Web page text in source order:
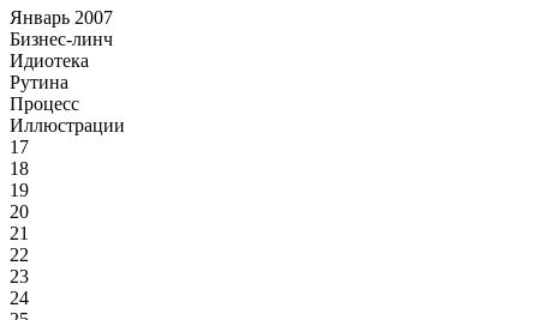
Январь 2007
Бизнес-линч
Идиотека
Рутина
Процесс
Иллюстрации
17
18
19
20
21
22
23
24